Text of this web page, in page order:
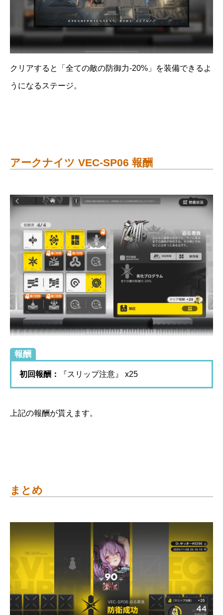
クリアすると「全ての敵の防御力-20%」を装備できるよ
うになるステージ。
アークナイツ VEC-SP06 報酬
報酬
初回報酬： 『スリップ注意』 x25
上記の報酬が貰えます。
まとめ